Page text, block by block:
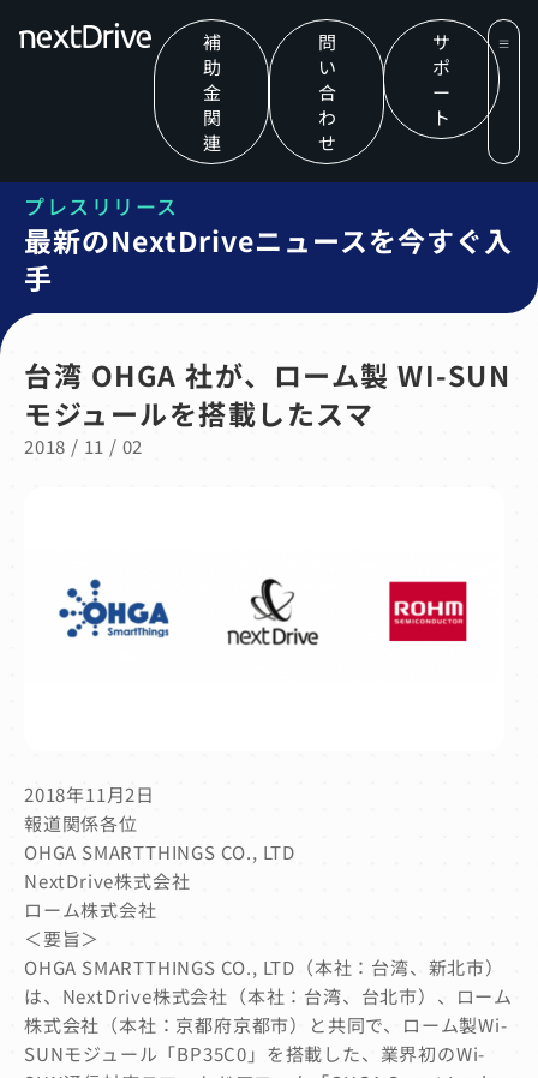
補
助
金
関
連
問
い
合
わ
せ
サ
ポ
ー
ト
プレスリリース
最新のNextDriveニュースを今すぐ入
手
台湾 OHGA 社が、ローム製 WI-SUN
モジュールを搭載したスマ
2018 / 11 / 02
2018年11月2日
報道関係各位
OHGA SMARTTHINGS CO., LTD
NextDrive株式会社
ローム株式会社
＜要旨＞
OHGA SMARTTHINGS CO., LTD（本社：台湾、新北市）
は、NextDrive株式会社（本社：台湾、台北市）、ローム
株式会社（本社：京都府京都市）と共同で、ローム製Wi-
SUNモジュール「BP35C0」を搭載した、業界初のWi-